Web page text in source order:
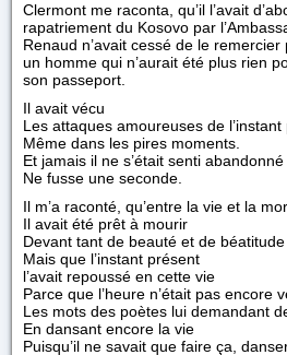
Clermont me raconta, qu’il l’avait
rapatriement du Kosovo par
Renaud n’avait cessé de le
un homme qui n’aurait été plus rien
son passeport.
Il avait vécu
Les attaques amoureuses de l’instant
Même dans les pires moments.
Et jamais il ne s’était senti abandonné
Ne fusse une seconde.
Il m’a raconté, qu’entre la vie et la
Il avait été prêt à mourir
Devant tant de beauté et de béatitude
Mais que l’instant présent
l’avait repoussé en cette vie
Parce que l’heure n’était pas encore
Les mots des poètes lui demandant
En dansant encore la vie
Puisqu’il ne savait que faire ça,